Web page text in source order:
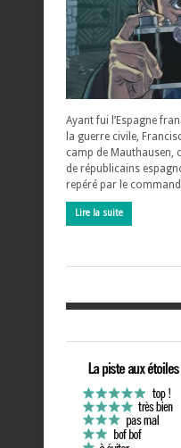
Ayant fui l’Espagne
la guerre civile,
camp de Mauthausen,
de républicains
repéré par le
Lire la suite